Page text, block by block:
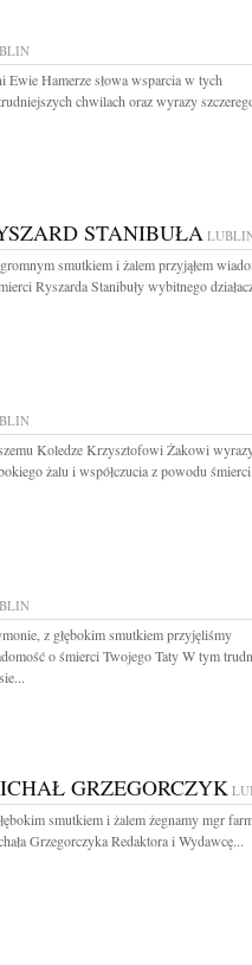
Ewie Hamerze słowa wsparcia w tych
chwilach oraz wyrazy
STANIBUŁA
smutkiem i żalem przyjąłem
Ryszarda Stanibuły wybitnego
Koledze Krzysztofowi Żakowi
żalu i współczucia z powodu
z głębokim smutkiem przyjęliśmy
o śmierci Twojego Taty W tym
GRZEGORCZYK
smutkiem i żalem żegnamy mgr
Grzegorczyka Redaktora i Wydawcę...